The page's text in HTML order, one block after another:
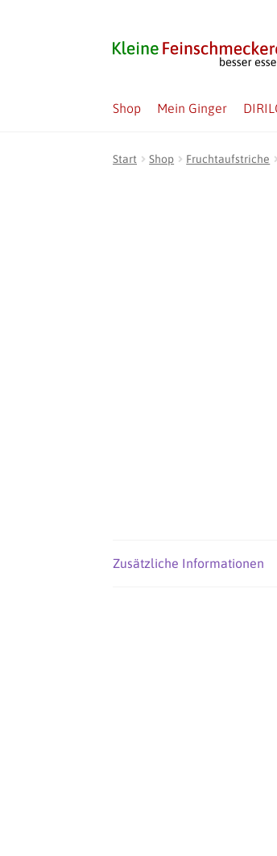
Zur
Zum
Shop Mein Ginger
Start Shop Fruchtaufstriche
Zusätzliche Informationen